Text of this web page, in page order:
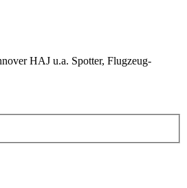
HAJ u.a. Spotter, Flugzeug-